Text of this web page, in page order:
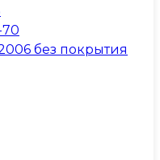
70
без покрытия